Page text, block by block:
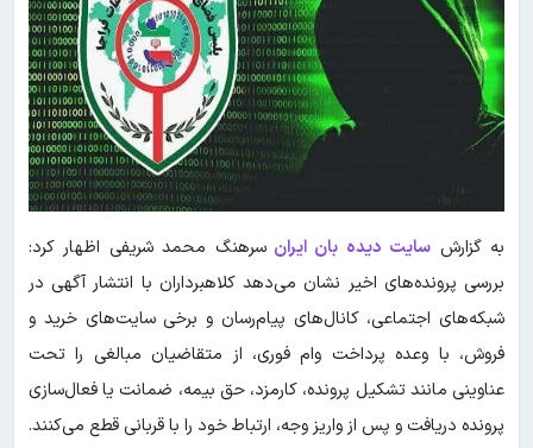
به گزارش سایت دیده بان ایران سرهنگ محمد شریفی اظهار کرد:
بررسی پرونده‌های اخیر نشان می‌دهد کلاهبرداران با انتشار آگهی در
شبکه‌های اجتماعی، کانال‌های پیام‌رسان و برخی سایت‌های خرید و
فروش، با وعده پرداخت وام فوری، از متقاضیان مبالغی را تحت
عناوینی مانند تشکیل پرونده، کارمزد، حق بیمه، ضمانت یا فعال‌سازی
پرونده دریافت و پس از واریز وجه، ارتباط خود را با قربانی قطع می‌کنند.